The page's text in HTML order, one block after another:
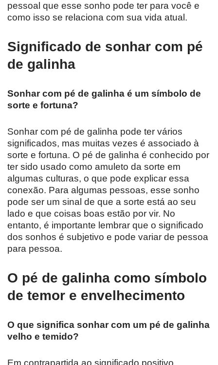
pessoal que esse sonho pode ter para você e
como isso se relaciona com sua vida atual.
Significado de sonhar com pé
de galinha
Sonhar com pé de galinha é um símbolo de
sorte e fortuna?
Sonhar com pé de galinha pode ter vários
significados, mas muitas vezes é associado à
sorte e fortuna. O pé de galinha é conhecido por
ter sido usado ​​como amuleto da sorte em
algumas culturas, o que pode explicar essa
conexão. Para algumas pessoas, esse sonho
pode ser um sinal de que a sorte está ao seu
lado e que coisas boas estão por vir. No
entanto, é importante lembrar que o significado
dos sonhos é subjetivo e pode variar de pessoa
para pessoa.
O pé de galinha como símbolo
de temor e envelhecimento
O que significa sonhar com um pé de galinha
velho e temido?
Em contrapartida ao significado positivo